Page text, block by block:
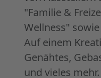
"Familie &
Wellness"
Auf einem
Genähtes,
und vieles mehr.